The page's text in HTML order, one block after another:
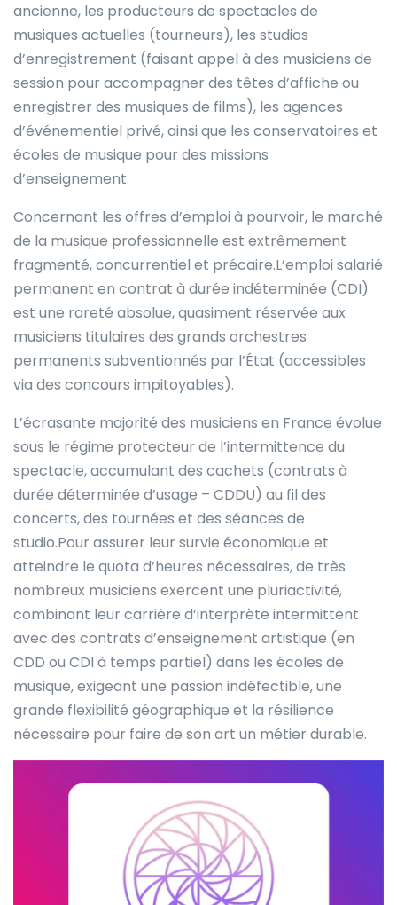
ancienne, les producteurs de spectacles de
musiques actuelles (tourneurs), les studios
d’enregistrement (faisant appel à des musiciens de
session pour accompagner des têtes d’affiche ou
enregistrer des musiques de films), les agences
d’événementiel privé, ainsi que les conservatoires et
écoles de musique pour des missions
d’enseignement.
Concernant les offres d’emploi à pourvoir, le marché
de la musique professionnelle est extrêmement
fragmenté, concurrentiel et précaire.L’emploi salarié
permanent en contrat à durée indéterminée (CDI)
est une rareté absolue, quasiment réservée aux
musiciens titulaires des grands orchestres
permanents subventionnés par l’État (accessibles
via des concours impitoyables).
L’écrasante majorité des musiciens en France évolue
sous le régime protecteur de l’intermittence du
spectacle, accumulant des cachets (contrats à
durée déterminée d’usage – CDDU) au fil des
concerts, des tournées et des séances de
studio.Pour assurer leur survie économique et
atteindre le quota d’heures nécessaires, de très
nombreux musiciens exercent une pluriactivité,
combinant leur carrière d’interprète intermittent
avec des contrats d’enseignement artistique (en
CDD ou CDI à temps partiel) dans les écoles de
musique, exigeant une passion indéfectible, une
grande flexibilité géographique et la résilience
nécessaire pour faire de son art un métier durable.